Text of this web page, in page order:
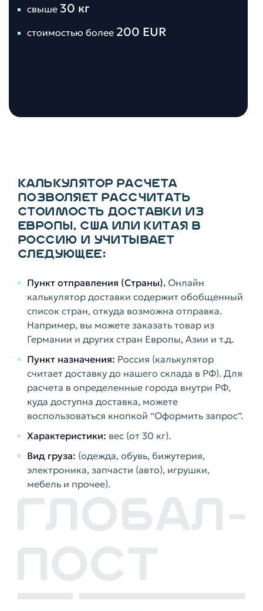
свыше 30 кг
стоимостью более 200 EUR
КАЛЬКУЛЯТОР РАСЧЕТА
ПОЗВОЛЯЕТ РАССЧИТАТЬ
СТОИМОСТЬ ДОСТАВКИ ИЗ
ЕВРОПЫ, США ИЛИ КИТАЯ В
РОССИЮ И УЧИТЫВАЕТ
СЛЕДУЮЩЕЕ:
Пункт отправления (Страны). Онлайн
калькулятор доставки содержит обобщенный
список стран, откуда возможна отправка.
Например, вы можете заказать товар из
Германии и других стран Европы, Азии и т.д.
Пункт назначения: Россия (калькулятор
считает доставку до нашего склада в РФ). Для
расчета в определенные города внутри РФ,
куда доступна доставка, можете
воспользоваться кнопкой “Оформить запрос”.
Характеристики: вес (от 30 кг).
Вид груза: (одежда, обувь, бижутерия,
электроника, запчасти (авто), игрушки,
мебель и прочее).